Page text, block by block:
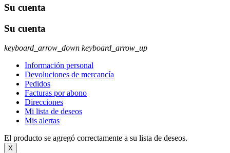
Su cuenta
Su cuenta
keyboard_arrow_down keyboard_arrow_up
Información personal
Devoluciones de mercancía
Pedidos
Facturas por abono
Direcciones
Mi lista de deseos
Mis alertas
El producto se agregó correctamente a su lista de deseos.
X